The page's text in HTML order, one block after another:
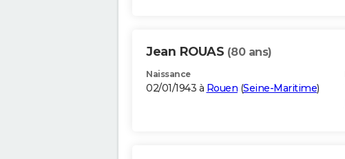
Jean ROUAS (80 ans)
Naissance
02/01/1943 à Rouen (Seine-Maritime)